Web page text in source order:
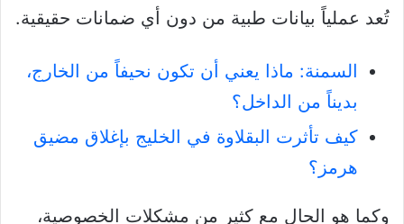
تُعد عملياً بيانات طبية من دون أي ضمانات حقيقية.
السمنة: ماذا يعني أن تكون نحيفاً من الخارج،
بديناً من الداخل؟
كيف تأثرت البقلاوة في الخليج بإغلاق مضيق
هرمز؟
وكما هو الحال مع كثير من مشكلات الخصوصية،